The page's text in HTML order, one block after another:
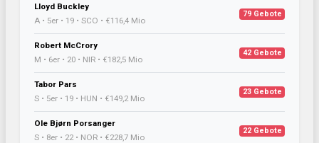
Lloyd Buckley
A • 5er • 19 • SCO • €116,4 Mio
79 Gebote
Robert McCrory
M • 6er • 20 • NIR • €182,5 Mio
42 Gebote
Tabor Pars
S • 5er • 19 • HUN • €149,2 Mio
23 Gebote
Ole Bjørn Porsanger
S • 8er • 22 • NOR • €228,7 Mio
22 Gebote